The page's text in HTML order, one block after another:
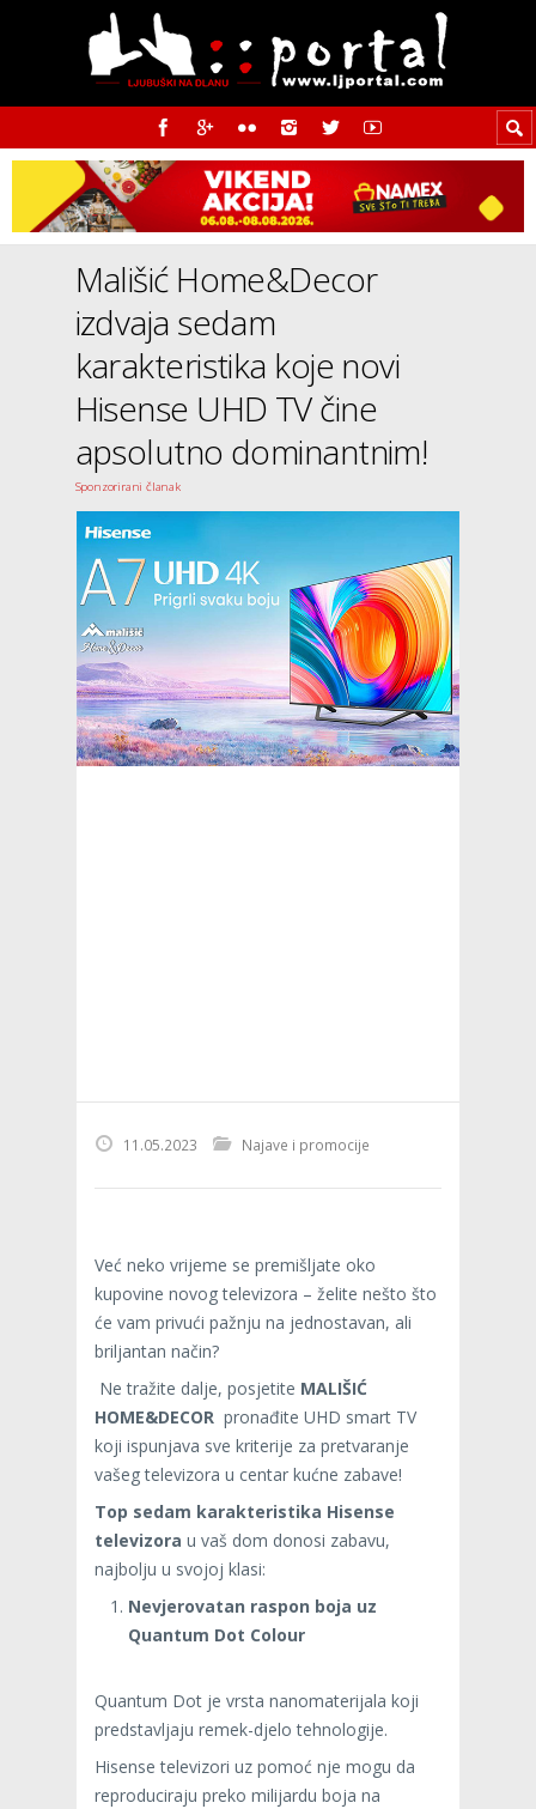
Mališić Home&Decor
izdvaja sedam
karakteristika koje novi
Hisense UHD TV čine
apsolutno dominantnim!
Sponzorirani članak
11.05.2023 Najave i promocije
Već neko vrijeme se premišljate oko
kupovine novog televizora – želite nešto što
će vam privući pažnju na jednostavan, ali
briljantan način?
Ne tražite dalje, posjetite MALIŠIĆ
HOME&DECOR pronađite UHD smart TV
koji ispunjava sve kriterije za pretvaranje
vašeg televizora u centar kućne zabave!
Top sedam karakteristika Hisense
televizora u vaš dom donosi zabavu,
najbolju u svojoj klasi:
Nevjerovatan raspon boja uz
Quantum Dot Colour
Quantum Dot je vrsta nanomaterijala koji
predstavljaju remek-djelo tehnologije.
Hisense televizori uz pomoć nje mogu da
reproduciraju preko milijardu boja na